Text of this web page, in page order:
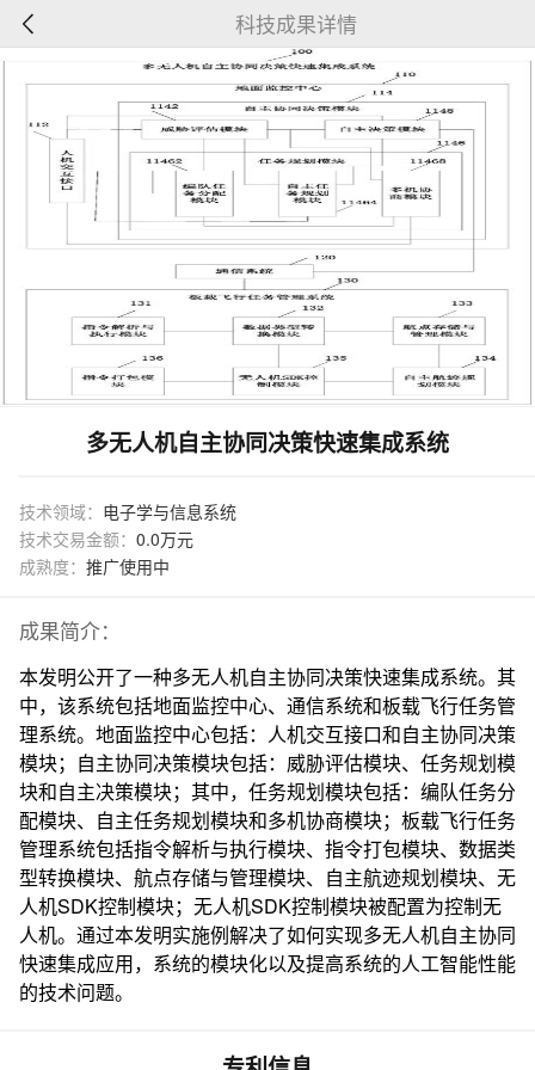
科技成果详情
多无人机自主协同决策快速集成系统
技术领域： 电子学与信息系统
技术交易金额： 0.0万元
成熟度： 推广使用中
成果简介：
本发明公开了一种多无人机自主协同决策快速集成系统。其
中，该系统包括地面监控中心、通信系统和板载飞行任务管
理系统。地面监控中心包括：人机交互接口和自主协同决策
模块；自主协同决策模块包括：威胁评估模块、任务规划模
块和自主决策模块；其中，任务规划模块包括：编队任务分
配模块、自主任务规划模块和多机协商模块；板载飞行任务
管理系统包括指令解析与执行模块、指令打包模块、数据类
型转换模块、航点存储与管理模块、自主航迹规划模块、无
人机SDK控制模块；无人机SDK控制模块被配置为控制无
人机。通过本发明实施例解决了如何实现多无人机自主协同
快速集成应用，系统的模块化以及提高系统的人工智能性能
的技术问题。